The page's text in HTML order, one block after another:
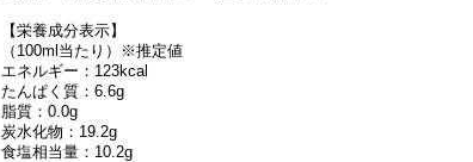
【栄養成分表示】
（100ml当たり）※推定値
エネルギー：123kcal
たんぱく質：6.6g
脂質：0.0g
炭水化物：19.2g
食塩相当量：10.2g